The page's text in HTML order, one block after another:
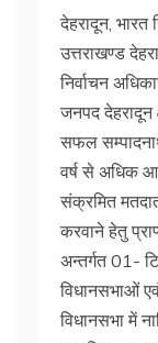
देहरादून, भारत
उत्तराखण्ड
निर्वाचन
जनपद देहरादून
सफल
वर्ष से अधिक
संक्रमित
करवाने हेतु
अन्तर्गत 01-
विधानसभाओं
विधानसभा में